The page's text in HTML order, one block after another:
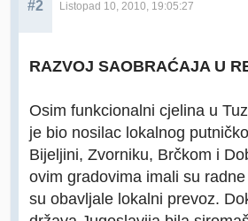
#2 Listopad 10, 2010, 19:05:27
RAZVOJ SAOBRAĆAJA U
Osim funkcionalni cjelina u
je bio nosilac lokalnog
Bijeljini, Zvorniku, Brčkom i
ovim gradovima imali su
su obavljale lokalni prevoz.